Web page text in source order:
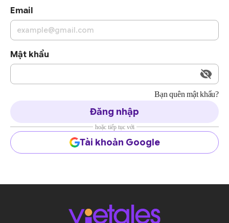
Email
Mật khẩu
Bạn quên mật khẩu?
Đăng nhập
hoặc tiếp tục với
Tài khoản Google